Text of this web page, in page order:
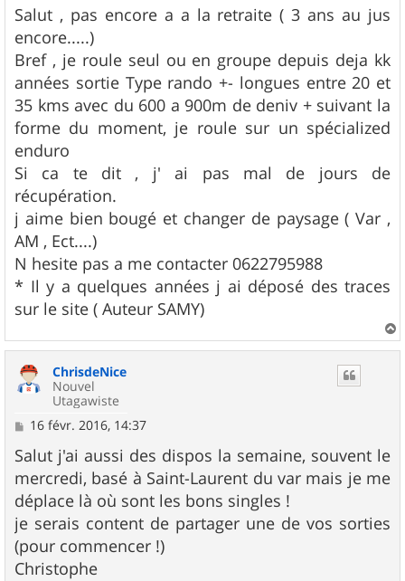
s
s
a
g
e
Salut , pas encore a a la retraite ( 3 ans au jus
encore.....)
Bref , je roule seul ou en groupe depuis deja kk
années sortie Type rando +- longues entre 20 et
35 kms avec du 600 a 900m de deniv + suivant la
forme du moment, je roule sur un spécialized
enduro
Si ca te dit , j' ai pas mal de jours de
récupération.
j aime bien bougé et changer de paysage ( Var ,
AM , Ect....)
N hesite pas a me contacter 0622795988
* Il y a quelques années j ai déposé des traces
sur le site ( Auteur SAMY)
a
ChrisdeNice
Nouvel
Utagawiste
M
s
s
a
g
e
16 févr. 2016, 14:37
Salut j'ai aussi des dispos la semaine, souvent le
mercredi, basé à Saint-Laurent du var mais je me
déplace là où sont les bons singles !
je serais content de partager une de vos sorties
(pour commencer !)
Christophe